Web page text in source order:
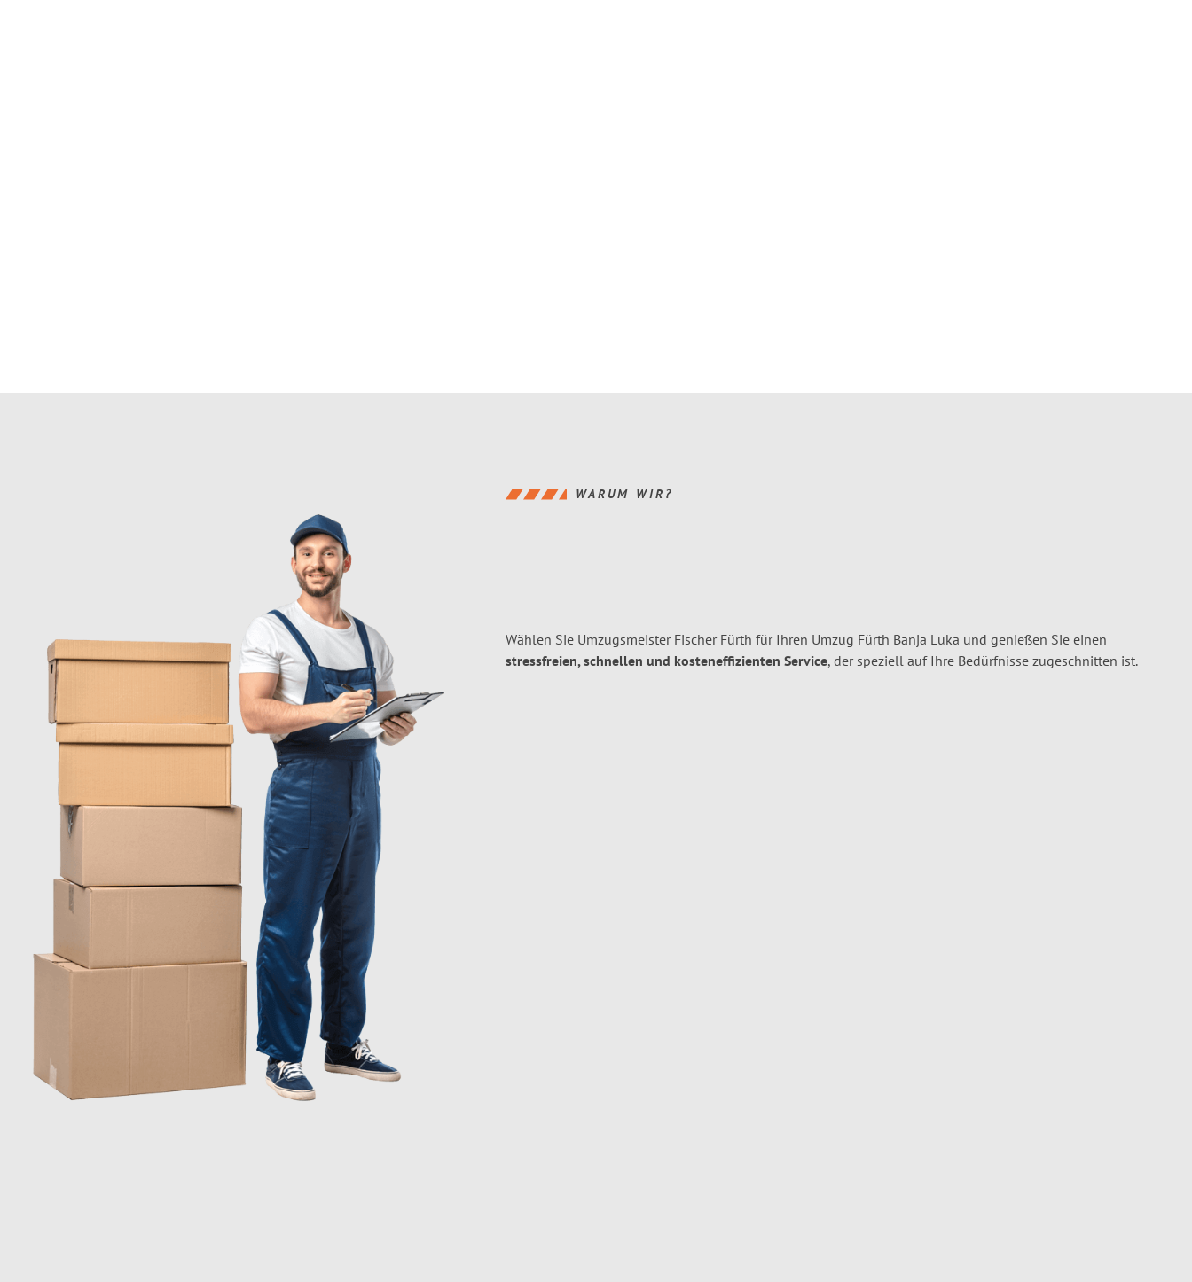
WARUM WIR?
Wählen Sie Umzugsmeister Fischer Fürth für Ihren Umzug Fürth Banja Luka und genießen Sie einen
stressfreien, schnellen und kosteneffizienten Service, der speziell auf Ihre Bedürfnisse zugeschnitten ist.